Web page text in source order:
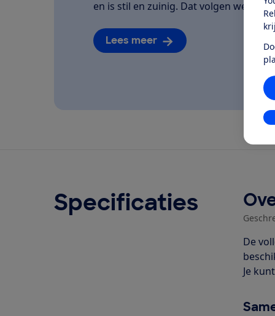
en is stil en zuinig. Dat volgen we van
Lees meer
Specificaties
De
Je